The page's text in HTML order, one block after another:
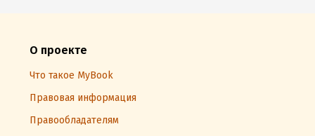
О проекте
Что такое MyBook
Правовая информация
Правообладателям